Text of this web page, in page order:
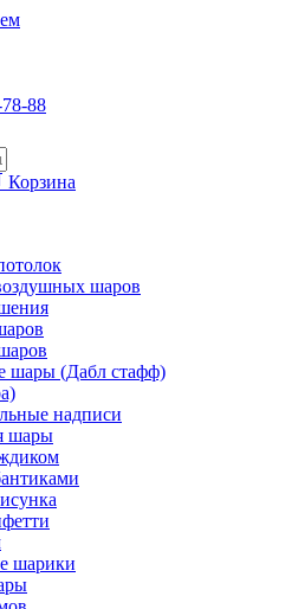
88
Корзина
шаров
шары (Дабл стафф)
надписи
шары
шарики